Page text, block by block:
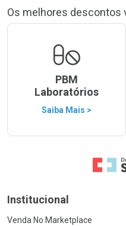
Os melhores descontos
PBM
Laboratórios
Saiba Mais >
Ir para
Institucional
Venda No Marketplace